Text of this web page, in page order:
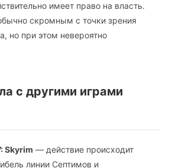
имеет право на власть.
скромным с точки зрения
но при этом невероятно
с другими играми
Skyrim — действие происходит
линии Септимов и